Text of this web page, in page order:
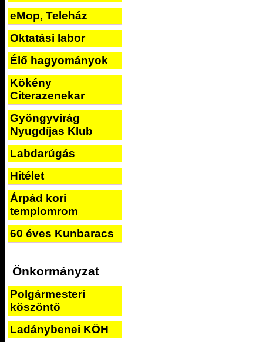
eMop, Teleház
Oktatási labor
Élő hagyományok
Kökény
Citerazenekar
Gyöngyvirág
Nyugdíjas Klub
Labdarúgás
Hitélet
Árpád kori
templomrom
60 éves Kunbaracs
Önkormányzat
Polgármesteri
köszöntő
Ladánybenei KÖH